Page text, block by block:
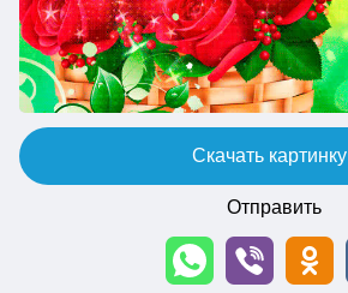
Скачать картинку
Отправить